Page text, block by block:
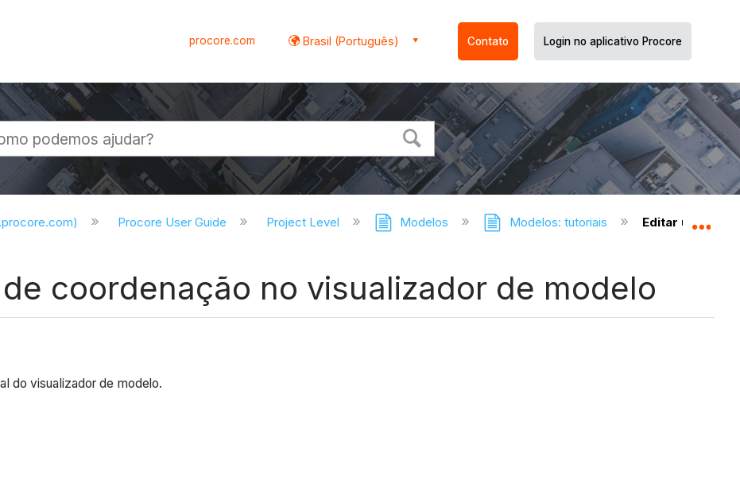
procore.com Brasil (Português) Contato Login no aplicativo Procore
Procore User Guide Project Level Modelos Modelos: tutoriais Editar um
coordenação no visualizador de modelo
do visualizador de modelo.